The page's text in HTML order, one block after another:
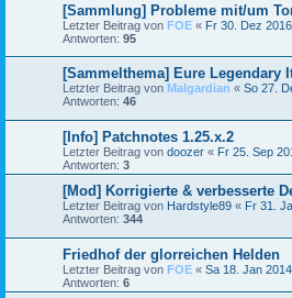
[Sammlung] Probleme mit/um
Letzter Beitrag von FOE « Fr 30. Dez
Antworten: 95
[Sammelthema] Eure Legendary
Letzter Beitrag von Malgardian « So 27.
Antworten: 46
[Info] Patchnotes 1.25.x.2
Letzter Beitrag von doozer « Fr 25. Sep
Antworten: 3
[Mod] Korrigierte & verbesserte
Letzter Beitrag von Hardstyle89 « Fr 31.
Antworten: 344
Friedhof der glorreichen Helden
Letzter Beitrag von FOE « Sa 18. Jan
Antworten: 6